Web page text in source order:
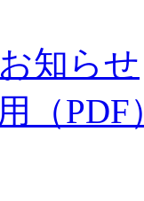
知らせ
（PDF